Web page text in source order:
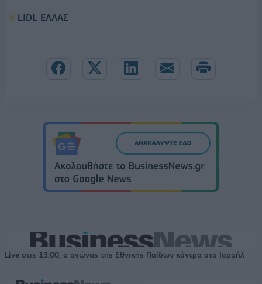
LIDL ΕΛΛΑΣ
Live στις 13:00, ο αγώνας της Εθνικής Παίδων κόντρα στο Ισραήλ